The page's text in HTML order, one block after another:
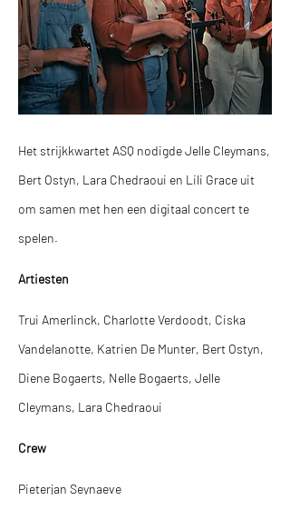
Het strijkkwartet ASQ nodigde Jelle Cleymans,
Bert Ostyn, Lara Chedraoui en Lili Grace uit
om samen met hen een digitaal concert te
spelen.
Artiesten
Trui Amerlinck, Charlotte Verdoodt, Ciska
Vandelanotte, Katrien De Munter, Bert Ostyn,
Diene Bogaerts, Nelle Bogaerts, Jelle
Cleymans, Lara Chedraoui
Crew
Pieterjan Seynaeve